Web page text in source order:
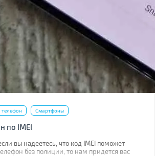
Смартфоны
по IMEI
вы надеетесь, что код IMEI поможет
без полиции, то нам придется вас